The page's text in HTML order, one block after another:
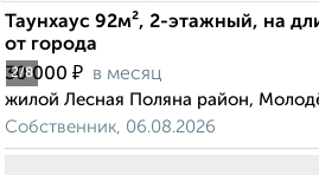
2/8
Таунхаус 92м², 2-этажный, на
от города
30 000 ₽ в месяц
жилой Лесная Поляна район,
Собственник, 06.08.2026